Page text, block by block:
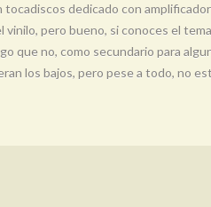
dedicado con
pero bueno, si conoces el
no, como secundario para
los bajos, pero pese a todo, no